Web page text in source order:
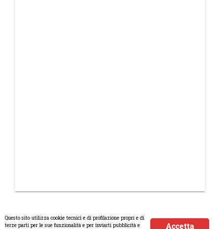
Accetta
Questo sito utilizza cookie tecnici e di profilazione propri e di
terze parti per le sue funzionalità e per inviarti pubblicità e